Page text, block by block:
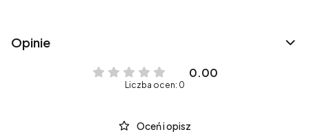
Opinie
0.00
Liczba ocen: 0
Oceń i opisz